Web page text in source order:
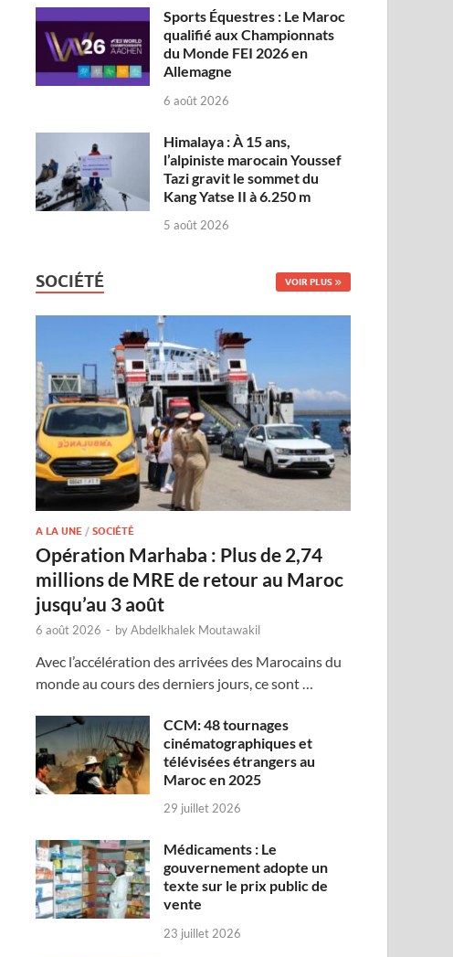
Sports Équestres : Le Maroc
qualifié aux Championnats
du Monde FEI 2026 en
Allemagne
6 août 2026
Himalaya : À 15 ans,
l’alpiniste marocain Youssef
Tazi gravit le sommet du
Kang Yatse II à 6.250 m
5 août 2026
SOCIÉTÉ VOIR PLUS
A LA UNE /SOCIÉTÉ
Opération Marhaba : Plus de 2,74
millions de MRE de retour au Maroc
jusqu’au 3 août
6 août 2026 - byAbdelkhalek Moutawakil
Avec l’accélération des arrivées des Marocains du
monde au cours des derniers jours, ce sont …
CCM: 48 tournages
cinématographiques et
télévisées étrangers au
Maroc en 2025
29 juillet 2026
Médicaments : Le
gouvernement adopte un
texte sur le prix public de
vente
23 juillet 2026